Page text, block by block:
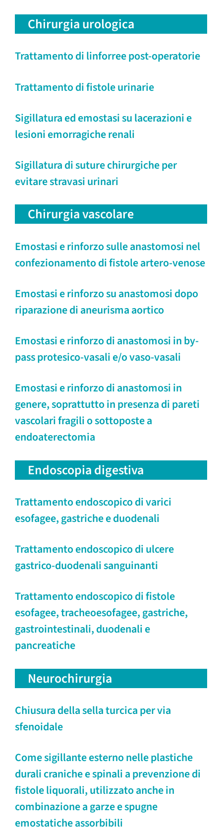
Chirurgia urologica
Trattamento di linforree post-operatorie
Trattamento di fistole urinarie
Sigillatura ed emostasi su lacerazioni e
lesioni emorragiche renali
Sigillatura di suture chirurgiche per
evitare stravasi urinari
Chirurgia vascolare
Emostasi e rinforzo sulle anastomosi nel
confezionamento di fistole artero-venose
Emostasi e rinforzo su anastomosi dopo
riparazione di aneurisma aortico
Emostasi e rinforzo di anastomosi in by-
pass protesico-vasali e/o vaso-vasali
Emostasi e rinforzo di anastomosi in
genere, soprattutto in presenza di pareti
vascolari fragili o sottoposte a
endoaterectomia
Endoscopia digestiva
Trattamento endoscopico di varici
esofagee, gastriche e duodenali
Trattamento endoscopico di ulcere
gastrico-duodenali sanguinanti
Trattamento endoscopico di fistole
esofagee, tracheoesofagee, gastriche,
gastrointestinali, duodenali e
pancreatiche
Neurochirurgia
Chiusura della sella turcica per via
sfenoidale
Come sigillante esterno nelle plastiche
durali craniche e spinali a prevenzione di
fistole liquorali, utilizzato anche in
combinazione a garze e spugne
emostatiche assorbibili